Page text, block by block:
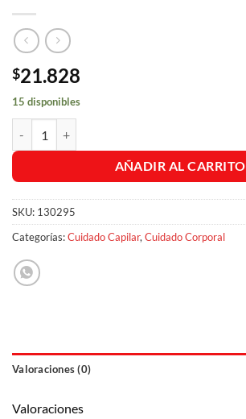
$21.828
15 disponibles
AÑADIR AL CARRITO
SKU: 130295
Categorías:Cuidado Capilar, Cuidado Corporal
Valoraciones (0)
Valoraciones